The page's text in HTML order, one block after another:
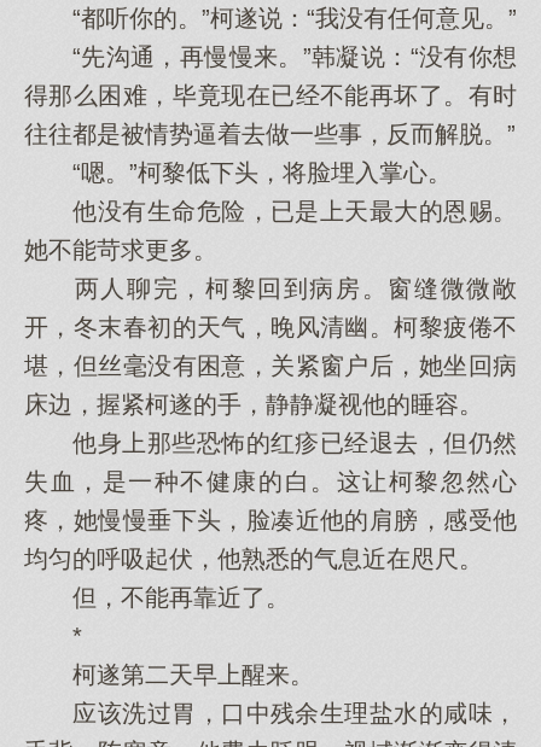
“都听你的。”柯遂说：“我没有任何意见。”
“先沟通，再慢慢来。”韩凝说：“没有你想
得那么困难，毕竟现在已经不能再坏了。有时
往往都是被情势逼着去做一些事，反而解脱。”
“嗯。”柯黎低下头，将脸埋入掌心。
他没有生命危险，已是上天最大的恩赐。
她不能苛求更多。
两人聊完，柯黎回到病房。窗缝微微敞
开，冬末春初的天气，晚风清幽。柯黎疲倦不
堪，但丝毫没有困意，关紧窗户后，她坐回病
床边，握紧柯遂的手，静静凝视他的睡容。
他身上那些恐怖的红疹已经退去，但仍然
失血，是一种不健康的白。这让柯黎忽然心
疼，她慢慢垂下头，脸凑近他的肩膀，感受他
均匀的呼吸起伏，他熟悉的气息近在咫尺。
但，不能再靠近了。
*
柯遂第二天早上醒来。
应该洗过胃，口中残余生理盐水的咸味，